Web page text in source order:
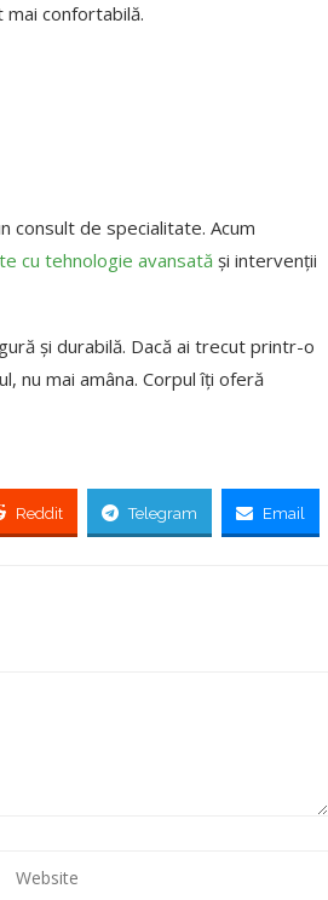
confortabilă.
consult de specialitate. Acum
cu tehnologie avansată și intervenții
și durabilă. Dacă ai trecut printr-o
nu mai amâna. Corpul îți oferă
Reddit Telegram Email